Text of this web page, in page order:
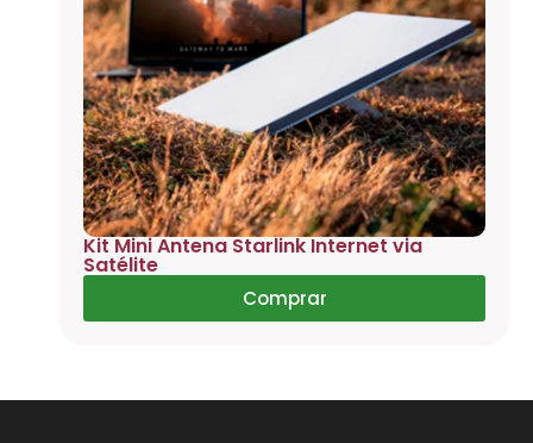
Kit Mini Antena Starlink Internet via
Satélite
Comprar